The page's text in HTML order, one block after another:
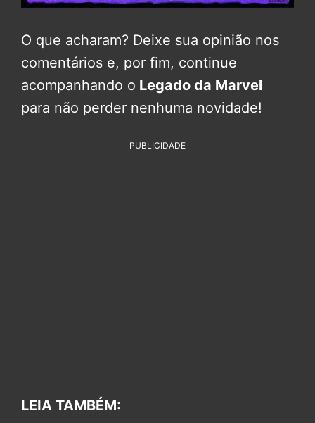
O que acharam? Deixe sua opinião nos
comentários e, por fim, continue
acompanhando o Legado da Marvel
para não perder nenhuma novidade!
PUBLICIDADE
LEIA TAMBÉM: